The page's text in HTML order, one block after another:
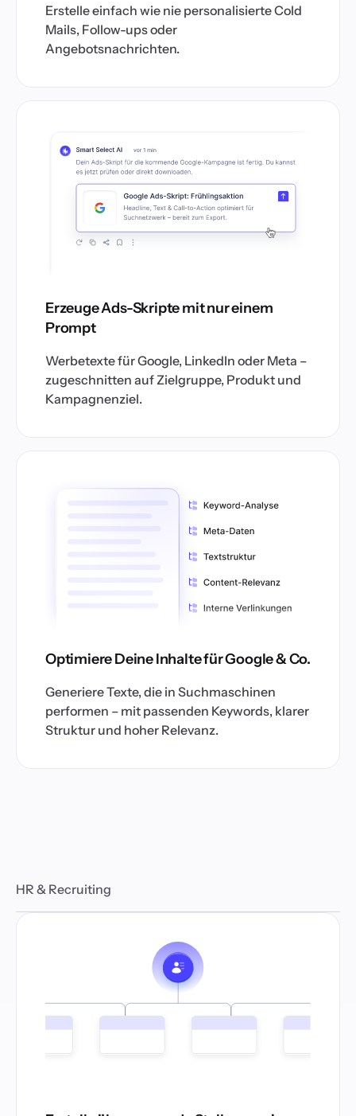
Erstelle einfach wie nie personalisierte Cold
Mails, Follow-ups oder
Angebotsnachrichten.
Erzeuge Ads-Skripte mit nur einem
Prompt
Werbetexte für Google, LinkedIn oder Meta –
zugeschnitten auf Zielgruppe, Produkt und
Kampagnenziel.
Optimiere Deine Inhalte für Google & Co.
Generiere Texte, die in Suchmaschinen
performen – mit passenden Keywords, klarer
Struktur und hoher Relevanz.
HR & Recruiting